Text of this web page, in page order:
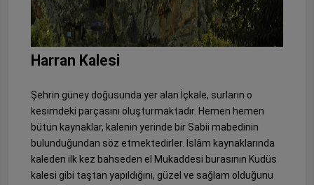
Harran Kalesi
Şehrin güney doğusunda yer alan İçkale, surların o
kesimdeki parçasını oluşturmaktadır. Hemen hemen
bütün kaynaklar, kalenin yerinde bir Sabii mabedinin
bulunduğundan söz etmektedirler. İslâm kaynaklarında
kaleden ilk kez bahseden el Mukaddesi burasının Kudüs
kalesi gibi taştan yapıldığını, güzel ve sağlam olduğunu